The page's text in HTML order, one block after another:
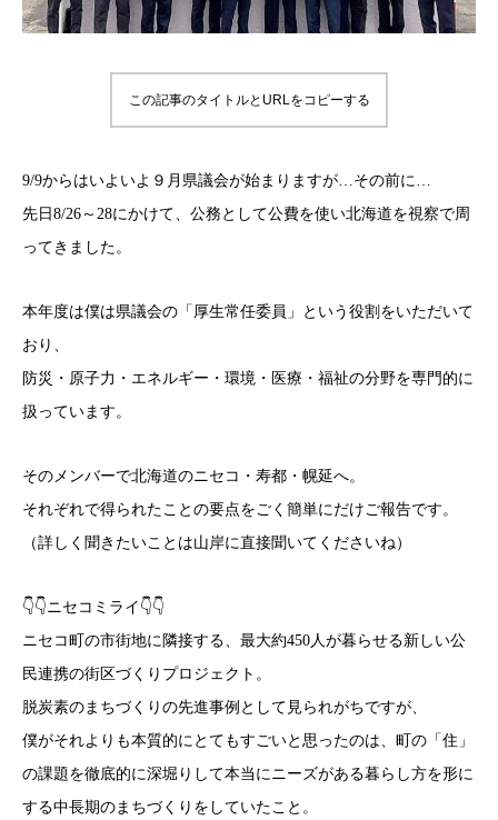
この記事のタイトルとURLをコピーする
9/9からはいよいよ９月県議会が始まりますが…その前に…
先日8/26～28にかけて、公務として公費を使い北海道を視察で周
ってきました。
本年度は僕は県議会の「厚生常任委員」という役割をいただいて
おり、
防災・原子力・エネルギー・環境・医療・福祉の分野を専門的に
扱っています。
そのメンバーで北海道のニセコ・寿都・幌延へ。
それぞれで得られたことの要点をごく簡単にだけご報告です。
（詳しく聞きたいことは山岸に直接聞いてくださいね）
👇️👇️ニセコミライ👇️👇️
ニセコ町の市街地に隣接する、最大約450人が暮らせる新しい公
民連携の街区づくりプロジェクト。
脱炭素のまちづくりの先進事例として見られがちですが、
僕がそれよりも本質的にとてもすごいと思ったのは、町の「住」
の課題を徹底的に深堀りして本当にニーズがある暮らし方を形に
する中長期のまちづくりをしていたこと。